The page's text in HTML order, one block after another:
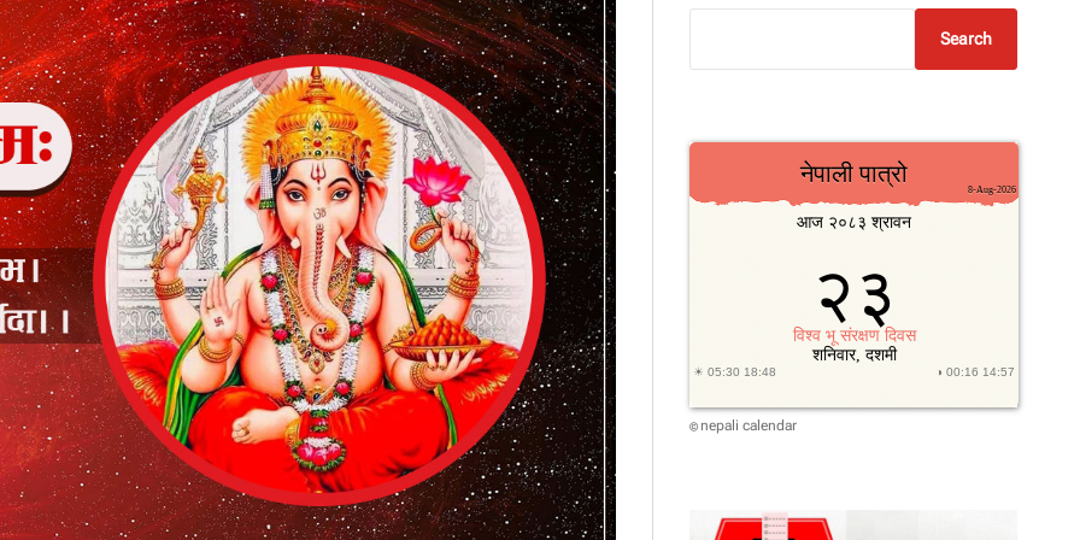
Search
© nepali calendar